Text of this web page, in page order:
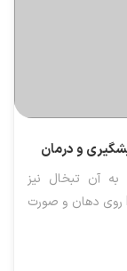
و درمان
آن تبخال نیز
می‌گویند. دو نوع تبخال وجود دارد. HSV-1 روی دهان و صورت